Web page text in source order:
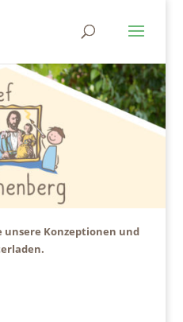
unsere Konzeptionen und